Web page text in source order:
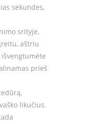
sekundes,
srityje,
aštriu
prieš
likučius.